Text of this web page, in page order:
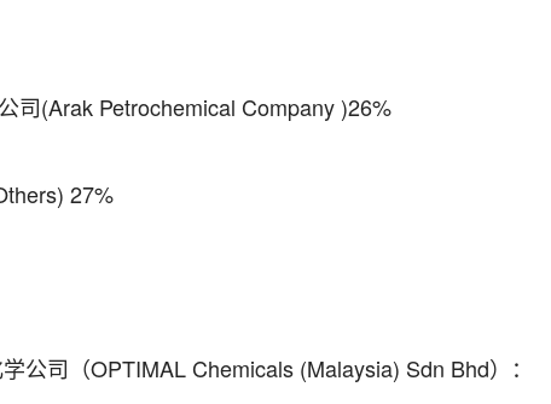
(Arak Petrochemical Company )26%
27%
司（OPTIMAL Chemicals (Malaysia) Sdn Bhd）：